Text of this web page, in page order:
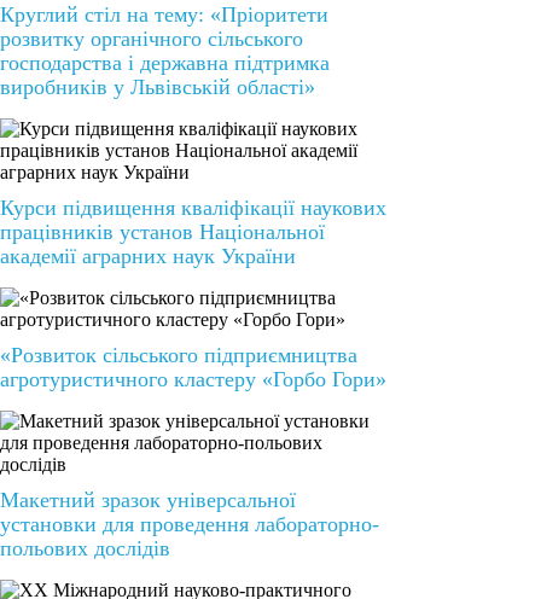
Круглий стіл на тему: «Пріоритети
розвитку органічного сільського
господарства і державна підтримка
виробників у Львівській області»
Курси підвищення кваліфікації наукових
працівників установ Національної
академії аграрних наук України
«Розвиток сільського підприємництва
агротуристичного кластеру «Горбо Гори»
Макетний зразок універсальної
установки для проведення лабораторно-
польових дослідів